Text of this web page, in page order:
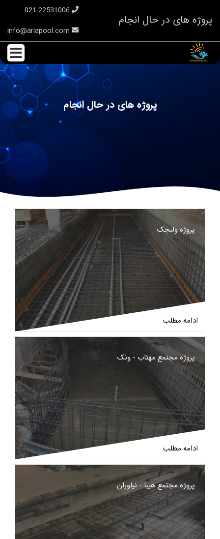
پروژه های در حال انجام
پروژه های در حال انجام
پروژه ولنجک
ادامه مطلب
پروژه مجتمع مهتاب - ونک
ادامه مطلب
پروژه مجتمع هیبا - نیاوران